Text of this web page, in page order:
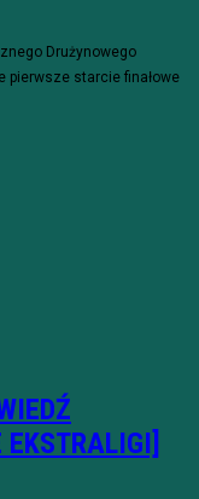
Drużynowego
pierwsze starcie finałowe